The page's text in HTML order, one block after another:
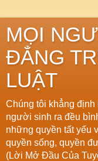
MỌI
ĐẲNG
LUẬT
Chúng tôi khẳng định
người sinh ra đều
những quyền tất yếu
quyền sống, quyền
(Lời Mở Đầu Của